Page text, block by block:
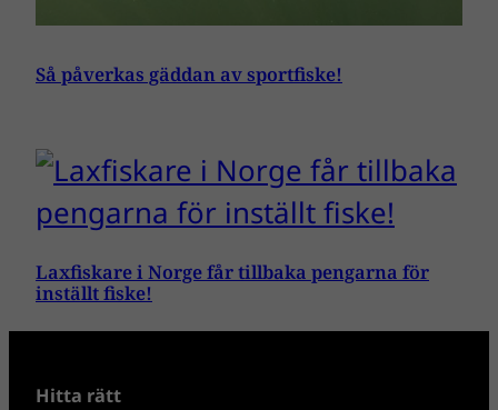
Så påverkas gäddan av sportfiske!
Laxfiskare i Norge får tillbaka pengarna för
inställt fiske!
Hitta rätt